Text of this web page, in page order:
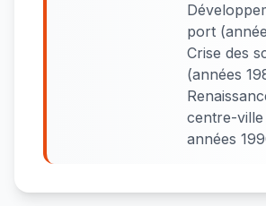
port
Crise des
(années
centre-ville
années